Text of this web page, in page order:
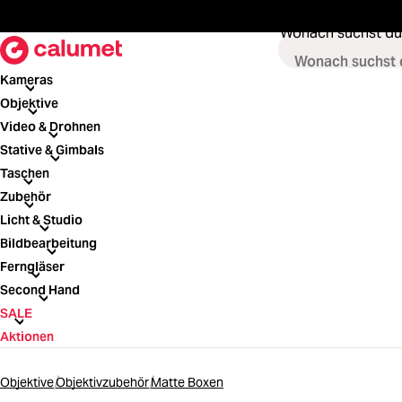
Wonach suchst
Kameras
Kameras
Objektive
Objektive
Video & Drohnen
Video & Drohnen
Stative & Gimbals
Stative & Gimbals
Taschen
Taschen
Zubehör
Zubehör
Licht & Studio
Licht & Studio
Bildbearbeitung
Bildbearbeitung
Ferngläser
Ferngläser
Second Hand
Second Hand
SALE
SALE
Aktionen
ObjektiveObjektivzubehörMatte Boxen